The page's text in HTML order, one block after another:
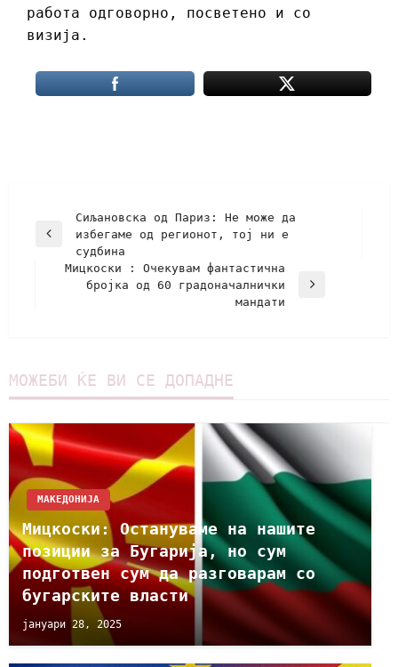
работа одговорно, посветено и со
визија.
Сиљановска од Париз: Не може да
избегаме од регионот, тој ни е
судбина
Мицкоски : Очекувам фантастична
бројка од 60 градоначалнички
мандати
МОЖЕБИ ЌЕ ВИ СЕ ДОПАДНЕ
МАКЕДОНИЈА
Мицкоски: Остануваме на нашите
позиции за Бугарија, но сум
подготвен сум да разговарам со
бугарските власти
јануари 28, 2025